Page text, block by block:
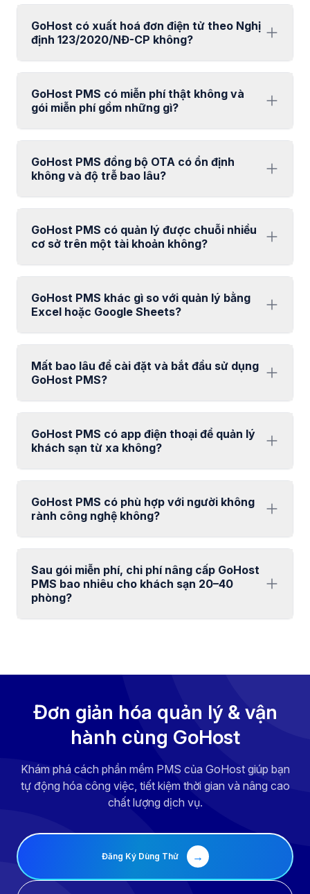
GoHost có xuất hoá đơn điện tử theo Nghị
định 123/2020/NĐ-CP không?
GoHost PMS có miễn phí thật không và
gói miễn phí gồm những gì?
GoHost PMS đồng bộ OTA có ổn định
không và độ trễ bao lâu?
GoHost PMS có quản lý được chuỗi nhiều
cơ sở trên một tài khoản không?
GoHost PMS khác gì so với quản lý bằng
Excel hoặc Google Sheets?
Mất bao lâu để cài đặt và bắt đầu sử dụng
GoHost PMS?
GoHost PMS có app điện thoại để quản lý
khách sạn từ xa không?
GoHost PMS có phù hợp với người không
rành công nghệ không?
Sau gói miễn phí, chi phí nâng cấp GoHost
PMS bao nhiêu cho khách sạn 20–40
phòng?
Đơn giản hóa quản lý & vận
hành cùng GoHost
Khám phá cách phần mềm PMS của GoHost giúp bạn
tự động hóa công việc, tiết kiệm thời gian và nâng cao
chất lượng dịch vụ.
Đăng Ký Dùng Thử →